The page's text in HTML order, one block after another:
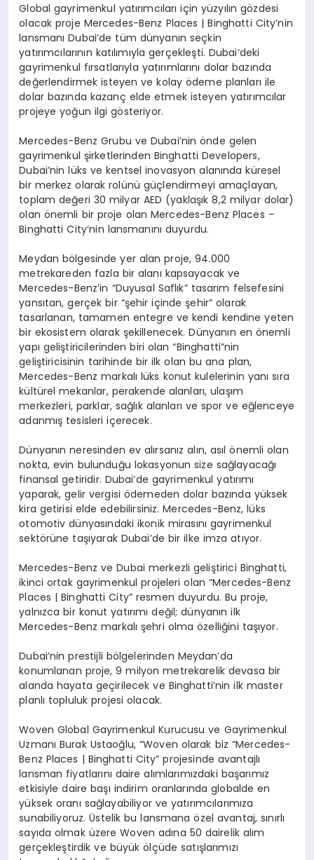
Global gayrimenkul yatırımcılarıiçin yüzyılın gözdesi
olacak proje Mercedes-Benz Places | Binghatti City’nin
lansmanıDubai’de tüm dünyanın seçkin
yatırımcılarının katılımıyla gerçekleşti. Dubai’deki
gayrimenkul fırsatlarıyla yatırımlarını dolar bazında
değerlendirmek isteyen ve kolayödeme planları ile
dolar bazında kazanç elde etmek isteyen yatırımcılar
projeye yoğun ilgi gösteriyor.
Mercedes-Benz Grubu ve Dubai’ninönde gelen
gayrimenkul şirketlerinden Binghatti Developers,
Dubai’nin lüks ve kentsel inovasyon alanında küresel
bir merkez olarak rolünü güçlendirmeyi amaçlayan,
toplam değeri 30 milyar AED (yaklaşık 8,2 milyar dolar)
olan önemli bir proje olan Mercedes-Benz Places –
Binghatti City’nin lansmanını duyurdu.
Meydan bölgesinde yer alan proje, 94.000
metrekareden fazla bir alanı kapsayacak ve
Mercedes-Benz’in “Duyusal Saflık” tasarım felsefesini
yansıtan, gerçek bir “şehir içindeşehir” olarak
tasarlanan, tamamen entegre ve kendi kendine yeten
bir ekosistem olarak şekillenecek. Dünyanın en önemli
yapı geliştiricilerinden biri olan“Binghatti”nin
geliştiricisinin tarihinde bir ilk olan bu ana plan,
Mercedes-Benz markalılüks konut kulelerinin yanısıra
kültürel mekanlar, perakende alanları, ulaşım
merkezleri, parklar, sağlık alanları ve spor ve eğlenceye
adanmış tesisleri içerecek.
Dünyanın neresinden ev alırsanız alın, asılönemli olan
nokta, evin bulunduğu lokasyonun size sağlayacağı
finansal getiridir. Dubai’de gayrimenkul yatırımı
yaparak, gelir vergisi ödemeden dolar bazında yüksek
kira getirisi elde edebilirsiniz. Mercedes-Benz, lüks
otomotiv dünyasındaki ikonik mirasını gayrimenkul
sektörüne taşıyarak Dubai’de bir ilke imza atıyor.
Mercedes-Benz ve Dubai merkezli geliştirici Binghatti,
ikinci ortak gayrimenkul projeleri olan “Mercedes-Benz
Places | Binghatti City” resmen duyurdu. Bu proje,
yalnızca bir konut yatırımıdeğil; dünyanın ilk
Mercedes-Benz markalı şehri olmaözelliğini taşıyor.
Dubai’nin prestijli bölgelerinden Meydan’da
konumlanan proje, 9 milyon metrekarelik devasa bir
alanda hayata geçirilecek ve Binghatti’nin ilk master
planlı topluluk projesi olacak.
Woven Global Gayrimenkul Kurucusu ve Gayrimenkul
UzmanıBurak Ustaoğlu, “Woven olarak biz “Mercedes-
Benz Places | Binghatti City”projesinde avantajlı
lansman fiyatlarını daire alımlarımızdaki başarımız
etkisiyle daire başı indirim oranlarında globalde en
yüksek oranı sağlayabiliyor ve yatırımcılarımıza
sunabiliyoruz.Üstelik bu lansmanaözel avantaj, sınırlı
sayıda olmak üzereWoven adına 50 dairelik alım
gerçekleştirdik ve büyükölçüde satışlarımızı